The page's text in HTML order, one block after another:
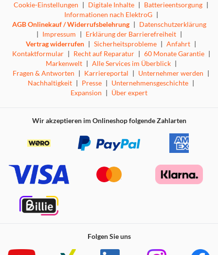
Cookie-Einstellungen | Digitale Inhalte | Batterieentsorgung |
Informationen nach ElektroG |
AGB Onlinekauf / Widerrufsbelehrung | Datenschutzerklärung
| Impressum | Erklärung der Barrierefreiheit |
Vertrag widerrufen | Sicherheitsprobleme | Anfahrt |
Kontaktformular | Recht auf Reparatur | 60 Monate Garantie |
Markenwelt | Alle Services im Überblick |
Fragen & Antworten | Karriereportal | Unternehmer werden |
Nachhaltigkeit | Presse | Unternehmensgeschichte |
Expansion | Über expert
Wir akzeptieren im Onlineshop folgende Zahlarten
Folgen Sie uns